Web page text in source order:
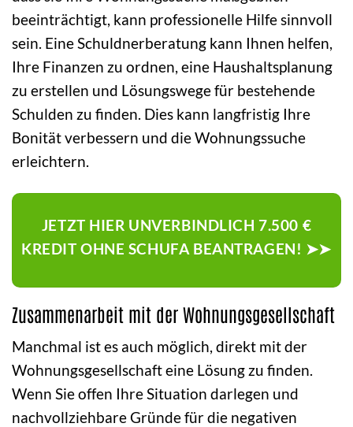
beeinträchtigt, kann professionelle Hilfe sinnvoll
sein. Eine Schuldnerberatung kann Ihnen helfen,
Ihre Finanzen zu ordnen, eine Haushaltsplanung
zu erstellen und Lösungswege für bestehende
Schulden zu finden. Dies kann langfristig Ihre
Bonität verbessern und die Wohnungssuche
erleichtern.
JETZT HIER UNVERBINDLICH 7.500 €
KREDIT OHNE SCHUFA BEANTRAGEN! ➤➤
Zusammenarbeit mit der Wohnungsgesellschaft
Manchmal ist es auch möglich, direkt mit der
Wohnungsgesellschaft eine Lösung zu finden.
Wenn Sie offen Ihre Situation darlegen und
nachvollziehbare Gründe für die negativen